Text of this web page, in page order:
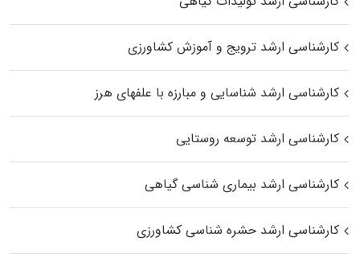
کارشناسی ارشد ترویج و آموزش کشاورزی
کارشناسی ارشد شناسایی و مبارزه با علفهای هرز
کارشناسی ارشد توسعه روستایی
کارشناسی ارشد بیماری‌ شناسی گیاهی
کارشناسی ارشد حشره‌ شناسی کشاورزی